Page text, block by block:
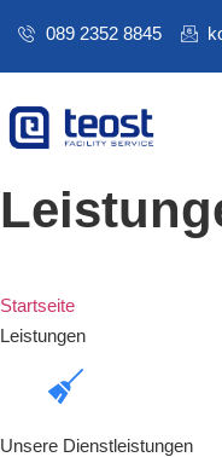
089 2352 8845
Startseite
Leistungen
Unsere Dienstleistungen